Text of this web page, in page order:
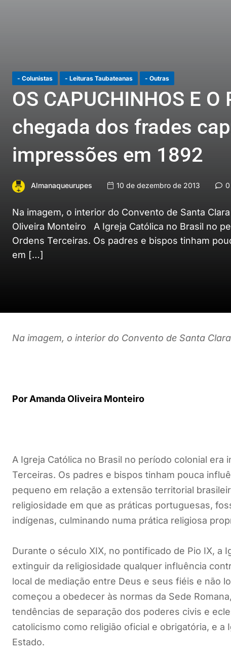
- Colunistas - Leituras Taubateanas - Outras
OS CAPUCHINHOS E O
chegada dos frades
impressões em 1892
Almanaqueurupes 10 de dezembro de 2013 0
Na imagem, o interior do Convento de Santa
Oliveira Monteiro A Igreja Católica no Brasil no
Ordens Terceiras. Os padres e bispos tinham
em […]
Na imagem, o interior do Convento de Santa
Por Amanda Oliveira Monteiro
A Igreja Católica no Brasil no período colonial
Terceiras. Os padres e bispos tinham pouca
pequeno em relação a extensão territorial
religiosidade em que as práticas portuguesas,
indígenas, culminando numa prática religiosa
Durante o século XIX, no pontificado de Pio IX, a
extinguir da religiosidade qualquer influência
local de mediação entre Deus e seus fiéis e não
começou a obedecer às normas da Sede
tendências de separação dos poderes civis e
catolicismo como religião oficial e obrigatória, e
Estado.